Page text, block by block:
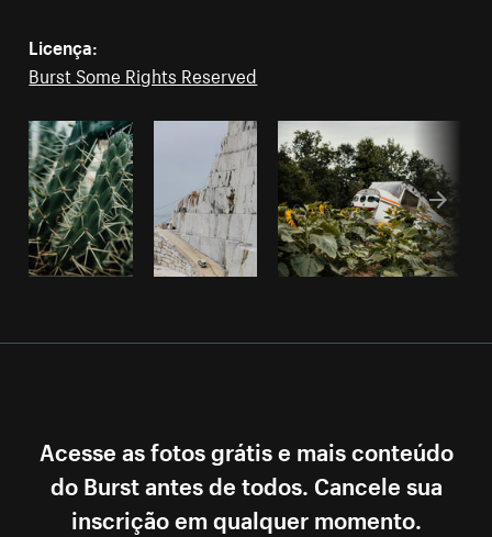
Licença:
Burst Some Rights Reserved
Acesse as fotos grátis e mais conteúdo
do Burst antes de todos. Cancele sua
inscrição em qualquer momento.